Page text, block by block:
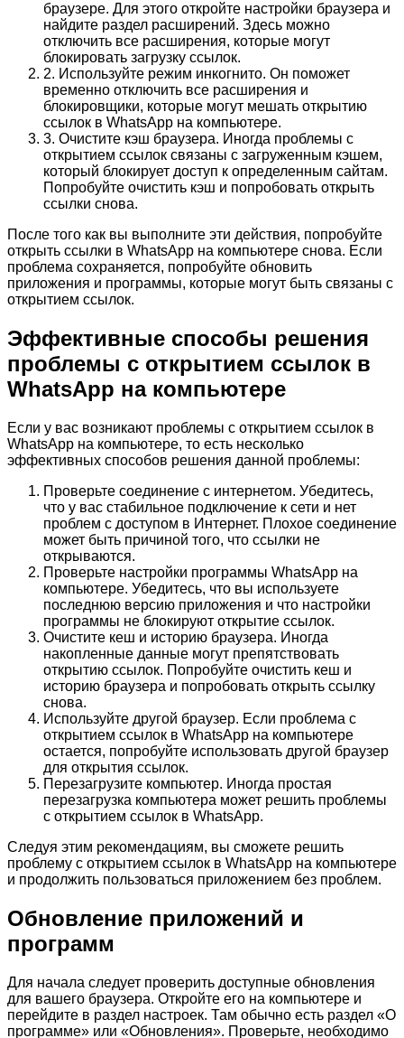
браузере. Для этого откройте настройки браузера и
найдите раздел расширений. Здесь можно
отключить все расширения, которые могут
блокировать загрузку ссылок.
2. Используйте режим инкогнито. Он поможет
временно отключить все расширения и
блокировщики, которые могут мешать открытию
ссылок в WhatsApp на компьютере.
3. Очистите кэш браузера. Иногда проблемы с
открытием ссылок связаны с загруженным кэшем,
который блокирует доступ к определенным сайтам.
Попробуйте очистить кэш и попробовать открыть
ссылки снова.
После того как вы выполните эти действия, попробуйте
открыть ссылки в WhatsApp на компьютере снова. Если
проблема сохраняется, попробуйте обновить
приложения и программы, которые могут быть связаны с
открытием ссылок.
Эффективные способы решения
проблемы с открытием ссылок в
WhatsApp на компьютере
Если у вас возникают проблемы с открытием ссылок в
WhatsApp на компьютере, то есть несколько
эффективных способов решения данной проблемы:
Проверьте соединение с интернетом. Убедитесь,
что у вас стабильное подключение к сети и нет
проблем с доступом в Интернет. Плохое соединение
может быть причиной того, что ссылки не
открываются.
Проверьте настройки программы WhatsApp на
компьютере. Убедитесь, что вы используете
последнюю версию приложения и что настройки
программы не блокируют открытие ссылок.
Очистите кеш и историю браузера. Иногда
накопленные данные могут препятствовать
открытию ссылок. Попробуйте очистить кеш и
историю браузера и попробовать открыть ссылку
снова.
Используйте другой браузер. Если проблема с
открытием ссылок в WhatsApp на компьютере
остается, попробуйте использовать другой браузер
для открытия ссылок.
Перезагрузите компьютер. Иногда простая
перезагрузка компьютера может решить проблемы
с открытием ссылок в WhatsApp.
Следуя этим рекомендациям, вы сможете решить
проблему с открытием ссылок в WhatsApp на компьютере
и продолжить пользоваться приложением без проблем.
Обновление приложений и
программ
Для начала следует проверить доступные обновления
для вашего браузера. Откройте его на компьютере и
перейдите в раздел настроек. Там обычно есть раздел «О
программе» или «Обновления». Проверьте, необходимо